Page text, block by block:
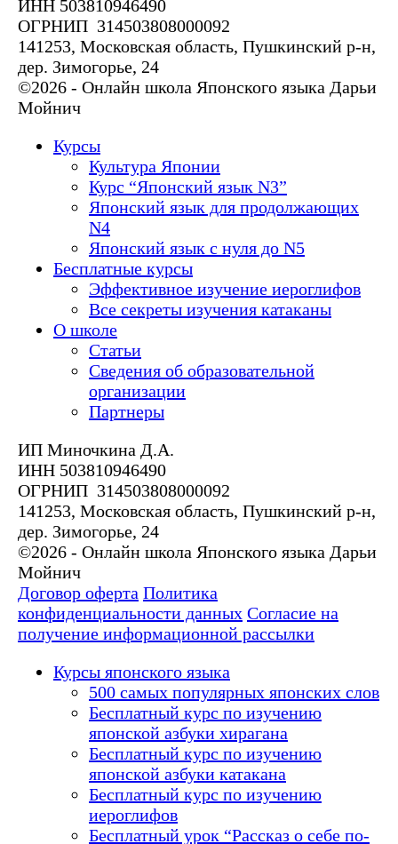
ИНН 503810946490
ОГРНИП 314503808000092
141253, Московская область, Пушкинский р-н,
дер. Зимогорье, 24
©2026 - Онлайн школа Японского языка Дарьи
Мойнич
Курсы
Культура Японии
Курс “Японский язык N3”
Японский язык для продолжающих
N4
Японский язык с нуля до N5
Бесплатные курсы
Эффективное изучение иероглифов
Все секреты изучения катаканы
О школе
Статьи
Сведения об образовательной
организации
Партнеры
ИП Миночкина Д.А.
ИНН 503810946490
ОГРНИП 314503808000092
141253, Московская область, Пушкинский р-н,
дер. Зимогорье, 24
©2026 - Онлайн школа Японского языка Дарьи
Мойнич
Договор оферта Политика
конфиденциальности данных Согласие на
получение информационной рассылки
Курсы японского языка
500 самых популярных японских слов
Бесплатный курс по изучению
японской азбуки хирагана
Бесплатный курс по изучению
японской азбуки катакана
Бесплатный курс по изучению
иероглифов
Бесплатный урок “Рассказ о себе по-